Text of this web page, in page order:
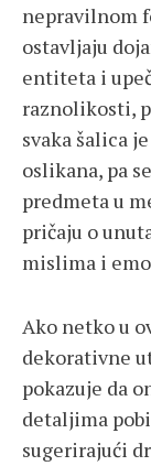
nepravilnom
ostavljaju
entiteta i
raznolikosti,
svaka šalica
oslikana, pa
predmeta u
pričaju o
mislima i
Ako netko u
dekorativne
pokazuje da
detaljima
sugerirajući